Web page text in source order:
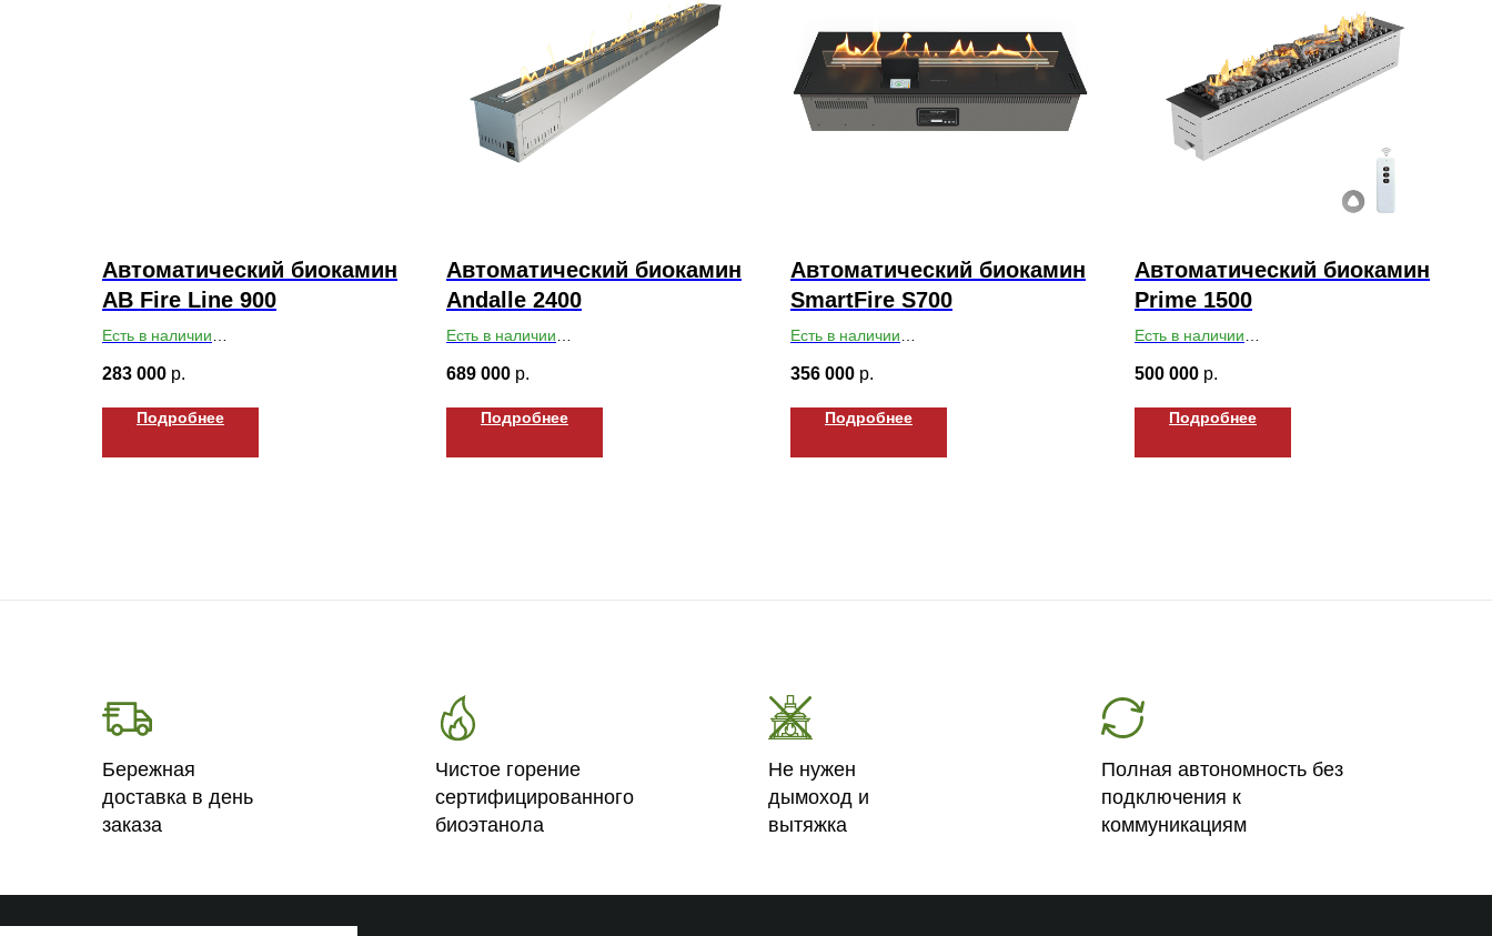
Автоматический биокамин
AB Fire Line 900
Есть в наличии
283 000 р.
Подробнее
Автоматический биокамин
Andalle 2400
Есть в наличии
689 000 р.
Подробнее
Автоматический биокамин
SmartFire S700
Есть в наличии
356 000 р.
Подробнее
Автоматический биокамин
Prime 1500
Есть в наличии
500 000 р.
Подробнее
Бережная
доставка в день
заказа
Чистое горение
сертифицированного
биоэтанола
Не нужен
дымоход и
вытяжка
Полная автономность без
подключения к
коммуникациям